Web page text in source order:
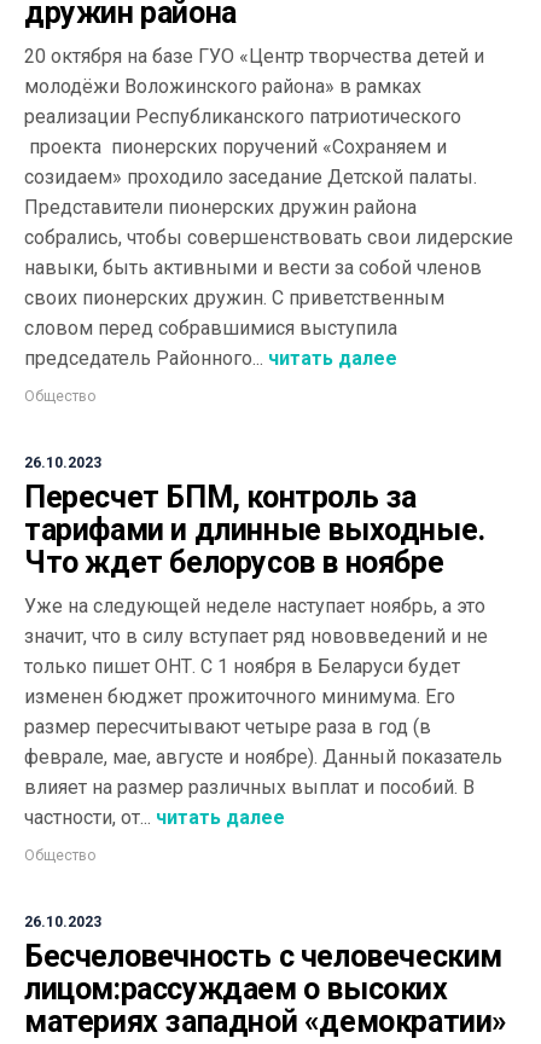
дружин района
20 октября на базе ГУО «Центр творчества детей и
молодёжи Воложинского района» в рамках
реализации Республиканского патриотического
проекта пионерских поручений «Сохраняем и
созидаем» проходило заседание Детской палаты.
Представители пионерских дружин района
собрались, чтобы совершенствовать свои лидерские
навыки, быть активными и вести за собой членов
своих пионерских дружин. С приветственным
словом перед собравшимися выступила
председатель Районного... читать далее
Общество
26.10.2023
Пересчет БПМ, контроль за
тарифами и длинные выходные.
Что ждет белорусов в ноябре
Уже на следующей неделе наступает ноябрь, а это
значит, что в силу вступает ряд нововведений и не
только пишет ОНТ. С 1 ноября в Беларуси будет
изменен бюджет прожиточного минимума. Его
размер пересчитывают четыре раза в год (в
феврале, мае, августе и ноябре). Данный показатель
влияет на размер различных выплат и пособий. В
частности, от... читать далее
Общество
26.10.2023
Бесчеловечность с человеческим
лицом:рассуждаем о высоких
материях западной «демократии»